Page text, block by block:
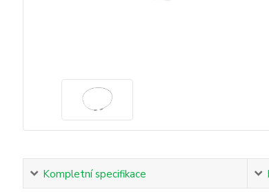
Kompletní specifikace